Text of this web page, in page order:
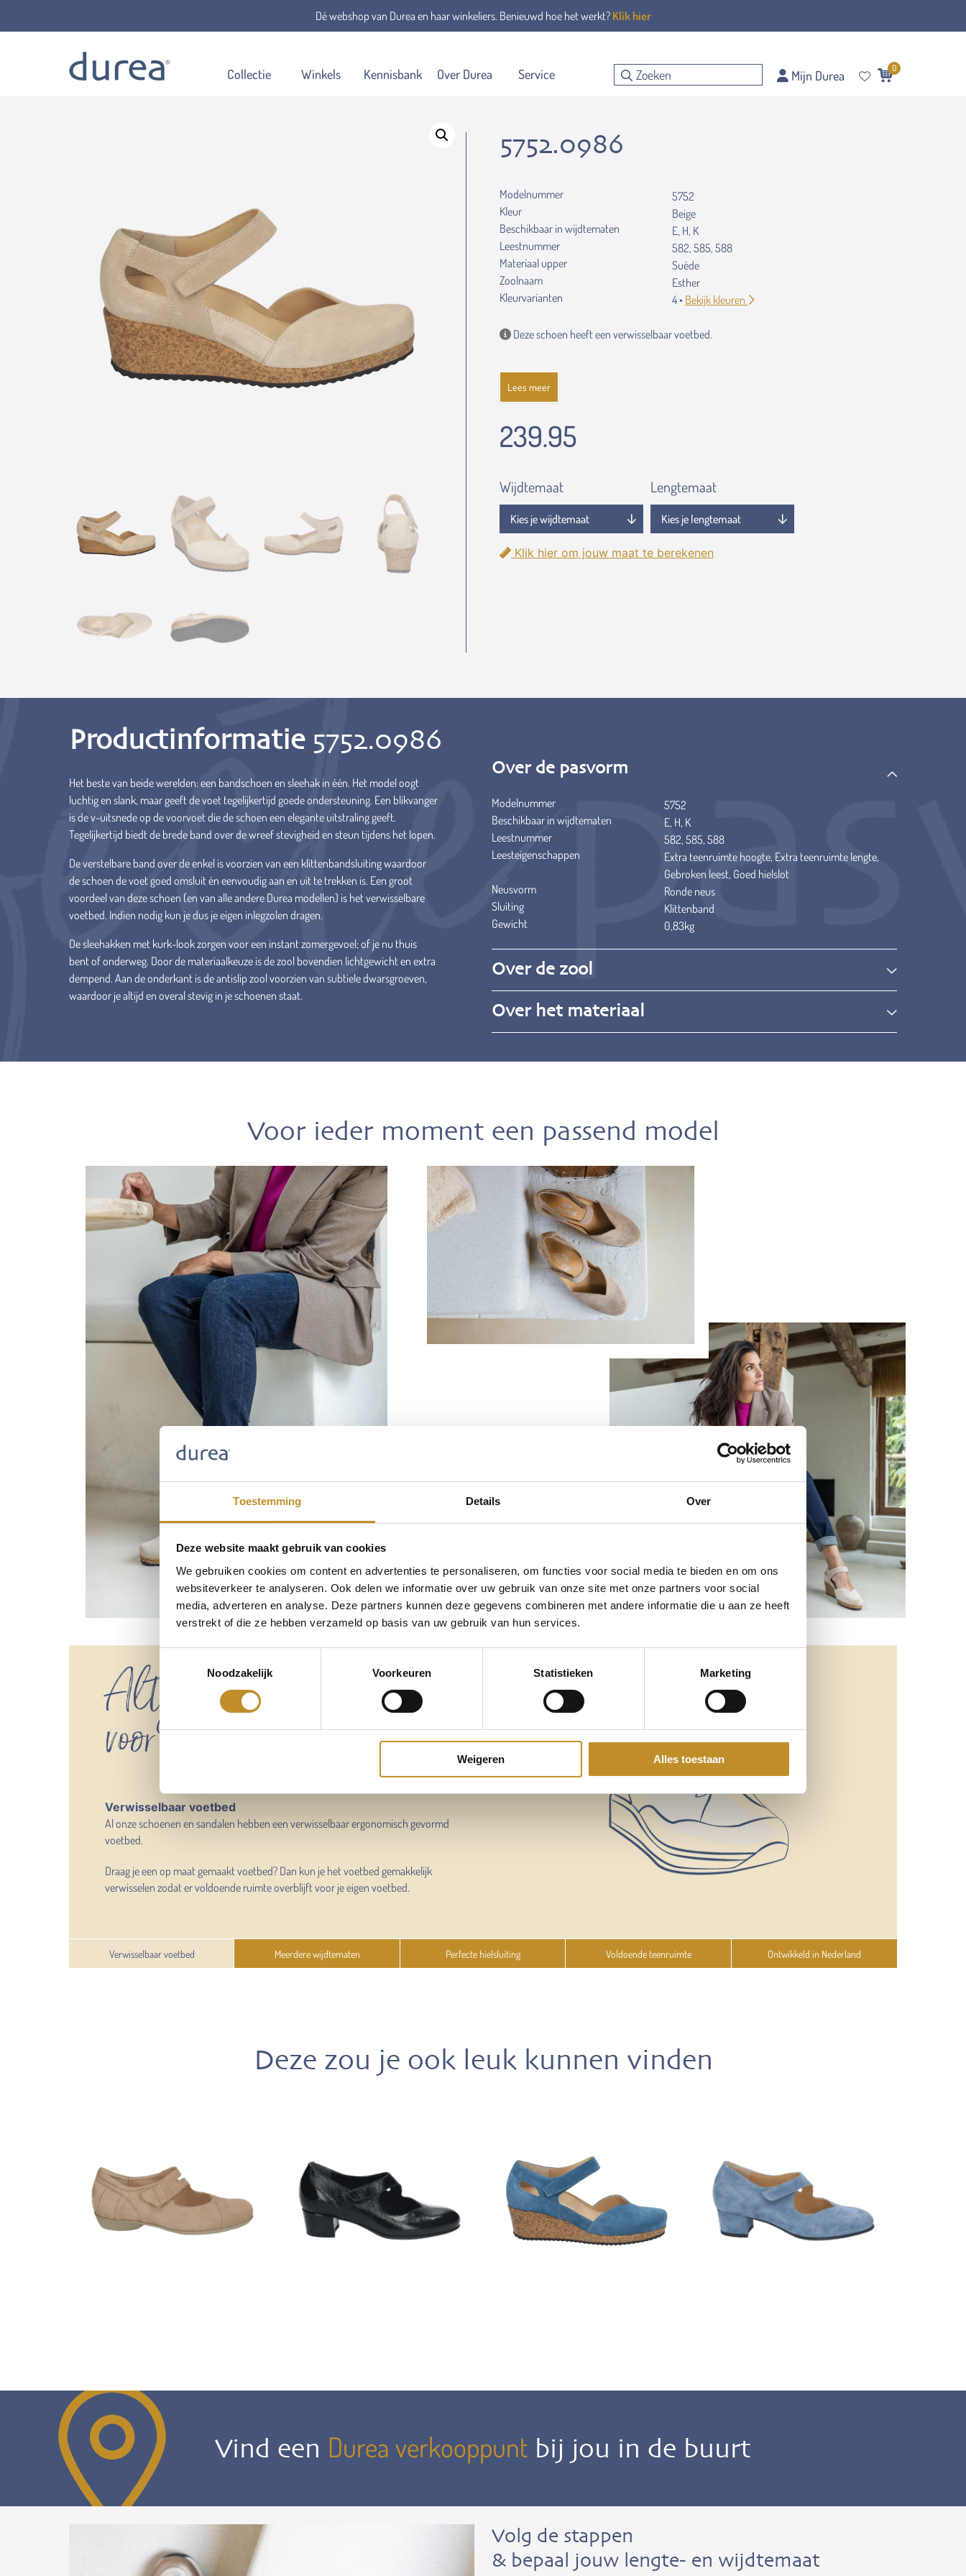
Toestemming Details Over
Deze website maakt gebruik van cookies
We gebruiken cookies om content en advertenties te personaliseren, om functies voor social media te bieden en om ons
websiteverkeer te analyseren. Ook delen we informatie over uw gebruik van onze site met onze partners voor social
media, adverteren en analyse. Deze partners kunnen deze gegevens combineren met andere informatie die u aan ze heeft
verstrekt of die ze hebben verzameld op basis van uw gebruik van hun services.
Noodzakelijk
Voorkeuren Statistieken Marketing
Weigeren Alles toestaan
Dé webshop van Durea en haar winkeliers. Benieuwd hoe het werkt? Klik hier
Collectie Winkels Kennisbank Over Durea Service Mijn Durea 0
Home Bandschoenen 5752.0986
5752.0986
Modelnummer
5752
Kleur
Beige
Beschikbaar in wijdtematen
E, H, K
Leestnummer
582, 585, 588
Materiaal upper
Suède
Zoolnaam
Esther
Kleurvarianten
4 • Bekijk kleuren
Deze schoen heeft een verwisselbaar voetbed.
Lees meer
239.95
Wijdtemaat Lengtemaat
Klik hier om jouw maat te berekenen
Productinformatie 5752.0986
Het beste van beide werelden: een bandschoen en sleehak in één. Het model oogt
luchtig en slank, maar geeft de voet tegelijkertijd goede ondersteuning. Een blikvanger
is de v-uitsnede op de voorvoet die de schoen een elegante uitstraling geeft.
Tegelijkertijd biedt de brede band over de wreef stevigheid en steun tijdens het lopen.
De verstelbare band over de enkel is voorzien van een klittenbandsluiting waardoor
de schoen de voet goed omsluit én eenvoudig aan en uit te trekken is. Een groot
voordeel van deze schoen (en van alle andere Durea modellen) is het verwisselbare
voetbed. Indien nodig kun je dus je eigen inlegzolen dragen.
De sleehakken met kurk-look zorgen voor een instant zomergevoel; of je nu thuis
bent of onderweg. Door de materiaalkeuze is de zool bovendien lichtgewicht en extra
dempend. Aan de onderkant is de antislip zool voorzien van subtiele dwarsgroeven,
waardoor je altijd en overal stevig in je schoenen staat.
Over de pasvorm
Modelnummer
5752
Beschikbaar in wijdtematen
E, H, K
Leestnummer
582, 585, 588
Leesteigenschappen
Extra teenruimte hoogte, Extra teenruimte lengte,
Gebroken leest, Goed hielslot
Neusvorm
Ronde neus
Sluiting
Klittenband
Gewicht
0,83kg
Over de zool
Over het materiaal
Voor ieder moment een passend model
Altijd voldoende ruimte
voor mijn eigen voetbed
Verwisselbaar voetbed
Al onze schoenen en sandalen hebben een verwisselbaar ergonomisch gevormd
voetbed.
Draag je een op maat gemaakt voetbed? Dan kun je het voetbed gemakkelijk
verwisselen zodat er voldoende ruimte overblijft voor je eigen voetbed.
Verwisselbaar voetbed Meerdere wijdtematen Perfecte hielsluiting Voldoende teenruimte Ontwikkeld in Nederland
Deze zou je ook leuk kunnen vinden
Vind een Durea verkooppunt bij jou in de buurt
Volg de stappen
& bepaal jouw lengte- en wijdtemaat